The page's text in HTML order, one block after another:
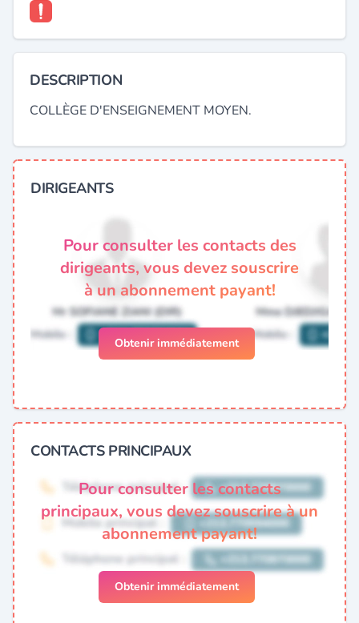
DESCRIPTION
COLLÈGE D'ENSEIGNEMENT MOYEN.
DIRIGEANTS
Pour consulter les contacts des
dirigeants, vous devez souscrire
à un abonnement payant!
Obtenir immédiatement
CONTACTS PRINCIPAUX
Pour consulter les contacts
principaux, vous devez souscrire à un
abonnement payant!
Obtenir immédiatement